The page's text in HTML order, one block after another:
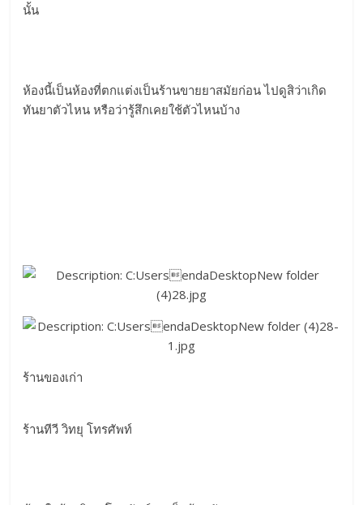
นั้น
ห้องนี้เป็นห้องที่ตกแต่งเป็นร้านขายยาสมัยก่อน ไปดูสิว่าเกิด
ทันยาตัวไหน หรือว่ารู้สึกเคยใช้ตัวไหนบ้าง
ร้านของเก่า
ร้านทีวี วิทยุ โทรศัพท์